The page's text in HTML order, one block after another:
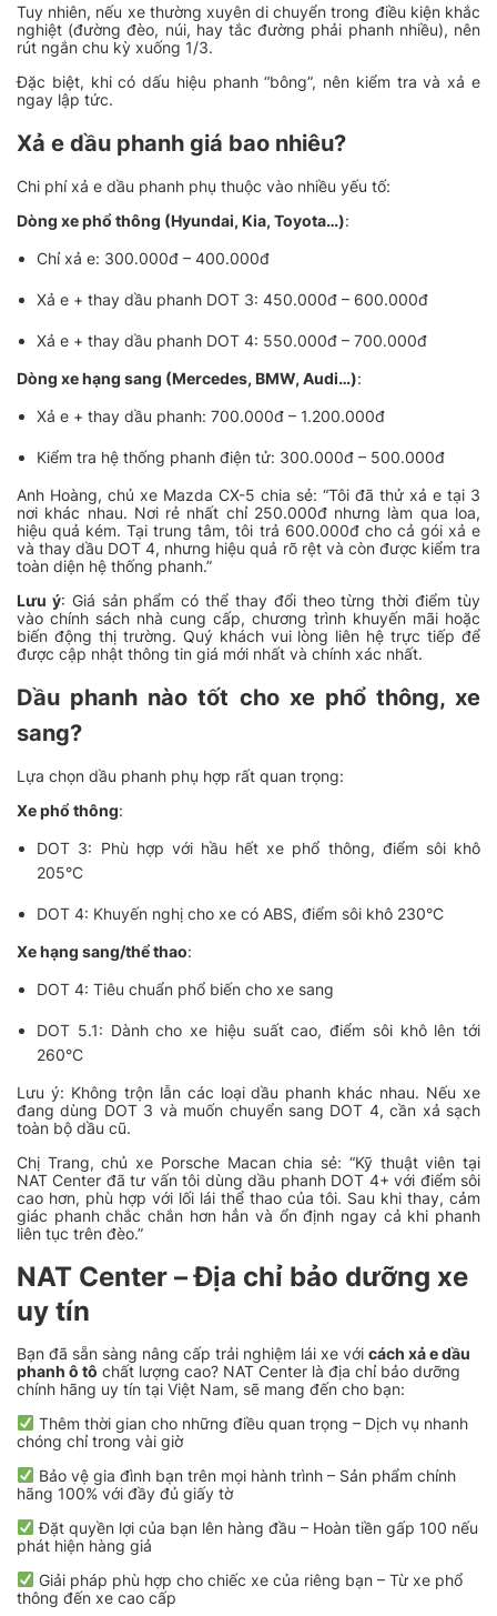
Tuy nhiên, nếu xe thường xuyên di chuyển trong điều kiện khắc
nghiệt (đường đèo, núi, hay tắc đường phải phanh nhiều), nên
rút ngắn chu kỳ xuống 1/3.
Đặc biệt, khi có dấu hiệu phanh “bông”, nên kiểm tra và xả e
ngay lập tức.
Xả e dầu phanh giá bao nhiêu?
Chi phí xả e dầu phanh phụ thuộc vào nhiều yếu tố:
Dòng xe phổ thông (Hyundai, Kia, Toyota…):
Chỉ xả e: 300.000đ – 400.000đ
Xả e + thay dầu phanh DOT 3: 450.000đ – 600.000đ
Xả e + thay dầu phanh DOT 4: 550.000đ – 700.000đ
Dòng xe hạng sang (Mercedes, BMW, Audi…):
Xả e + thay dầu phanh: 700.000đ – 1.200.000đ
Kiểm tra hệ thống phanh điện tử: 300.000đ – 500.000đ
Anh Hoàng, chủ xe Mazda CX-5 chia sẻ: “Tôi đã thử xả e tại 3
nơi khác nhau. Nơi rẻ nhất chỉ 250.000đ nhưng làm qua loa,
hiệu quả kém. Tại trung tâm, tôi trả 600.000đ cho cả gói xả e
và thay dầu DOT 4, nhưng hiệu quả rõ rệt và còn được kiểm tra
toàn diện hệ thống phanh.”
Lưu ý: Giá sản phẩm có thể thay đổi theo từng thời điểm tùy
vào chính sách nhà cung cấp, chương trình khuyến mãi hoặc
biến động thị trường. Quý khách vui lòng liên hệ trực tiếp để
được cập nhật thông tin giá mới nhất và chính xác nhất.
Dầu phanh nào tốt cho xe phổ thông, xe
sang?
Lựa chọn dầu phanh phụ hợp rất quan trọng:
Xe phổ thông:
DOT 3: Phù hợp với hầu hết xe phổ thông, điểm sôi khô
205°C
DOT 4: Khuyến nghị cho xe có ABS, điểm sôi khô 230°C
Xe hạng sang/thể thao:
DOT 4: Tiêu chuẩn phổ biến cho xe sang
DOT 5.1: Dành cho xe hiệu suất cao, điểm sôi khô lên tới
260°C
Lưu ý: Không trộn lẫn các loại dầu phanh khác nhau. Nếu xe
đang dùng DOT 3 và muốn chuyển sang DOT 4, cần xả sạch
toàn bộ dầu cũ.
Chị Trang, chủ xe Porsche Macan chia sẻ: “Kỹ thuật viên tại
NAT Center đã tư vấn tôi dùng dầu phanh DOT 4+ với điểm sôi
cao hơn, phù hợp với lối lái thể thao của tôi. Sau khi thay, cảm
giác phanh chắc chắn hơn hẳn và ổn định ngay cả khi phanh
liên tục trên đèo.”
NAT Center – Địa chỉ bảo dưỡng xe
uy tín
Bạn đã sẵn sàng nâng cấp trải nghiệm lái xe với cách xả e dầu
phanh ô tô chất lượng cao? NAT Center là địa chỉ bảo dưỡng
chính hãng uy tín tại Việt Nam, sẽ mang đến cho bạn:
Thêm thời gian cho những điều quan trọng – Dịch vụ nhanh
chóng chỉ trong vài giờ
Bảo vệ gia đình bạn trên mọi hành trình – Sản phẩm chính
hãng 100% với đầy đủ giấy tờ
Đặt quyền lợi của bạn lên hàng đầu – Hoàn tiền gấp 100 nếu
phát hiện hàng giả
Giải pháp phù hợp cho chiếc xe của riêng bạn – Từ xe phổ
thông đến xe cao cấp